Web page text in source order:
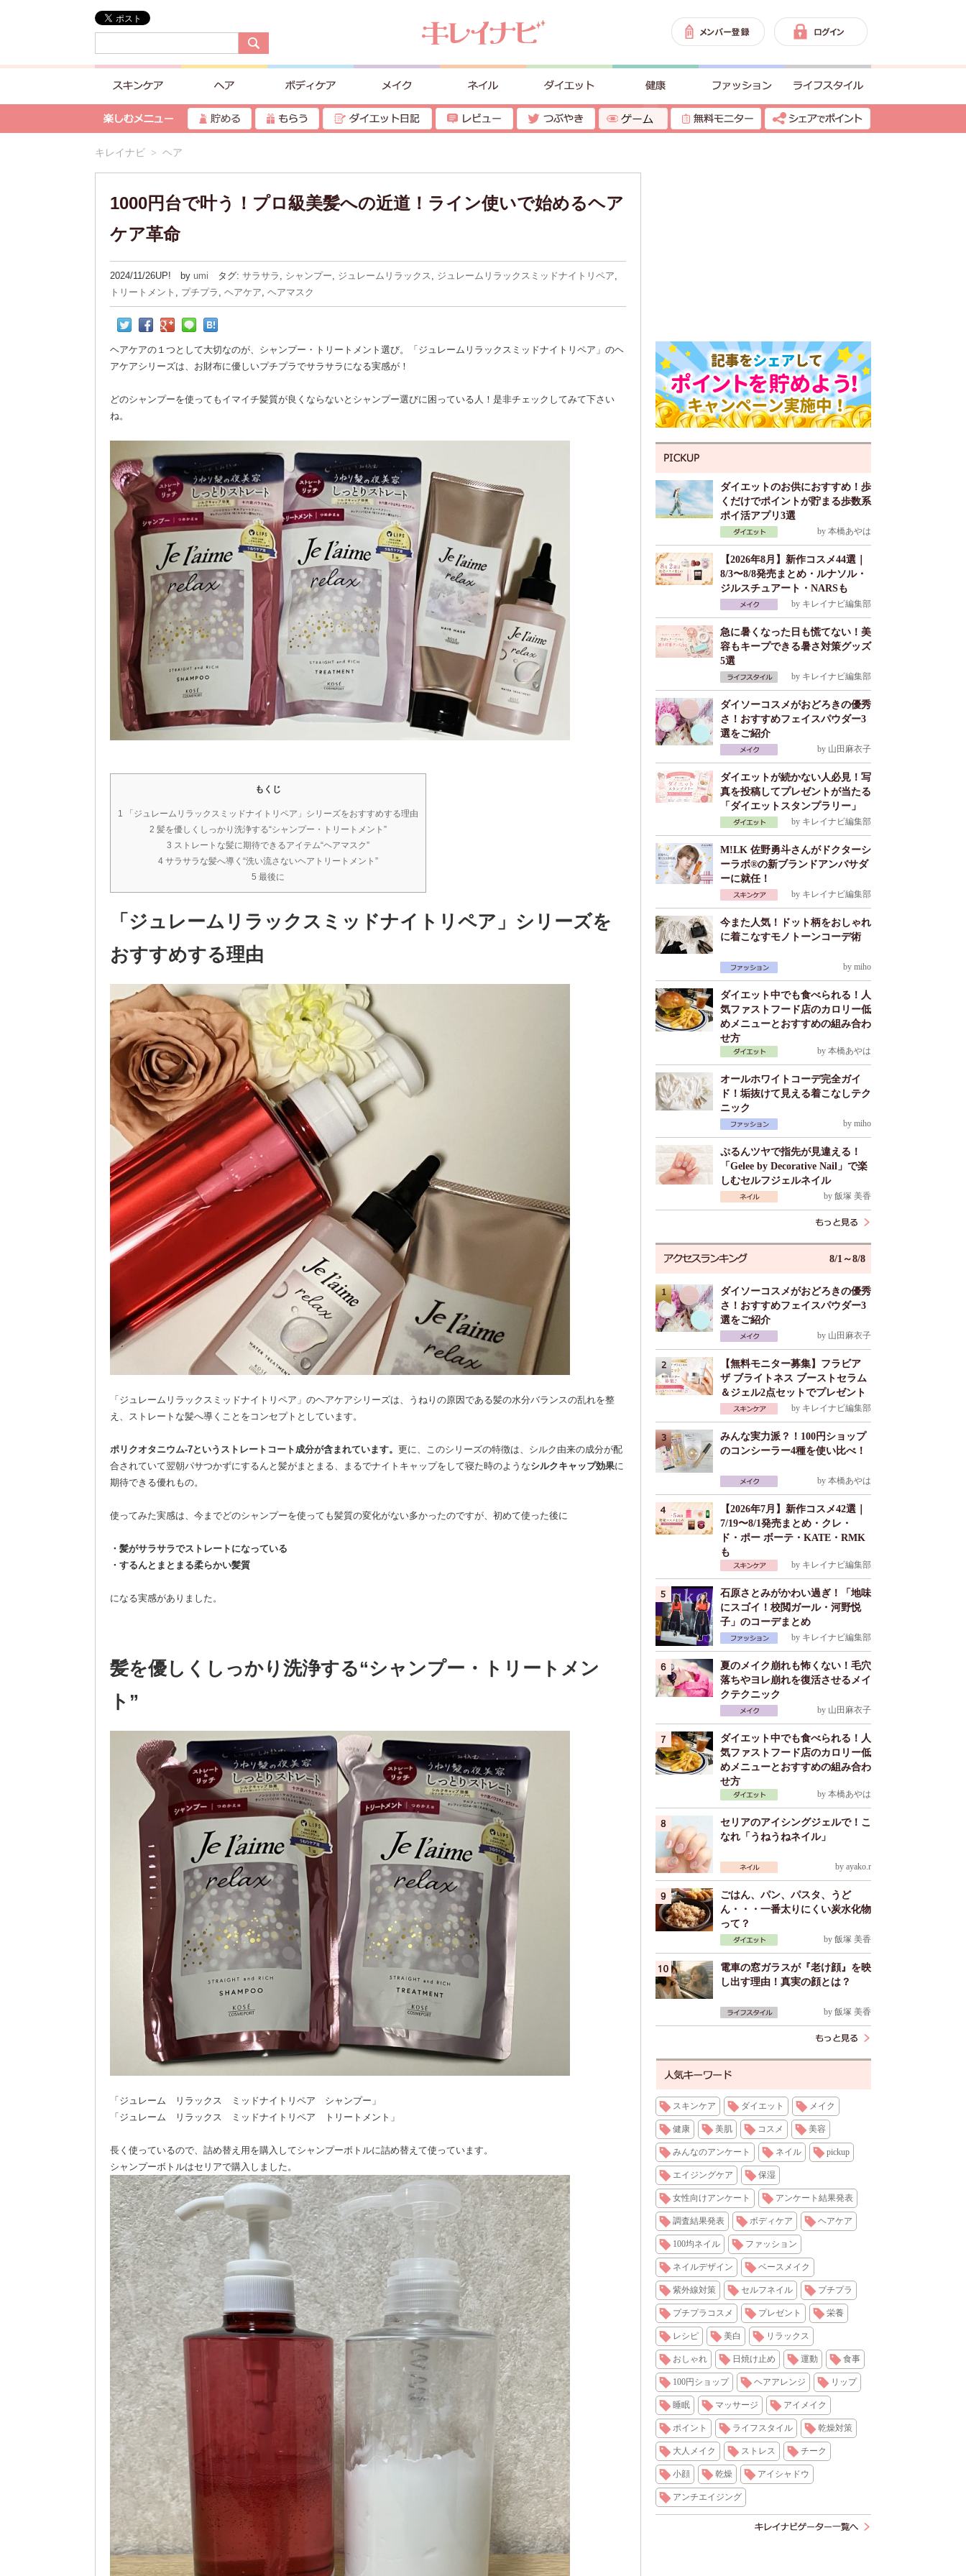
キレイナビ > ヘア
1000円台で叶う！プロ級美髪への近道！ライン使いで始めるヘア
ケア革命
2024/11/26UP! by umi タグ: サラサラ , シャンプー, ジュレームリラックス , ジュレームリラックスミッドナイトリペア,
トリートメント , プチプラ , ヘアケア, ヘアマスク
ヘアケアの１つとして大切なのが、シャンプー・トリートメント選び。「ジュレームリラックスミッドナイトリペア」のヘ
アケアシリーズは、お財布に優しいプチプラでサラサラになる実感が！
どのシャンプーを使ってもイマイチ髪質が良くならないとシャンプー選びに困っている人！是非チェックしてみて下さい
ね。
もくじ
1 「ジュレームリラックスミッドナイトリペア」シリーズをおすすめする理由
2 髪を優しくしっかり洗浄する“シャンプー・トリートメント”
3 ストレートな髪に期待できるアイテム“ヘアマスク”
4 サラサラな髪へ導く“洗い流さないヘアトリートメント”
5 最後に
「ジュレームリラックスミッドナイトリペア」シリーズを
おすすめする理由
「ジュレームリラックスミッドナイトリペア」のヘアケアシリーズは、うねりの原因である髪の水分バランスの乱れを整
え、ストレートな髪へ導くことをコンセプトとしています。
ポリクオタニウム-7というストレートコート成分が含まれています。 更に、このシリーズの特徴は、シルク由来の成分が配
合されていて翌朝パサつかずにするんと髪がまとまる、まるでナイトキャップをして寝た時のようなシルクキャップ効果に
期待できる優れもの。
使ってみた実感は、今までどのシャンプーを使っても髪質の変化がない多かったのですが、初めて使った後に
・髪がサラサラでストレートになっている
・するんとまとまる柔らかい髪質
になる実感がありました。
髪を優しくしっかり洗浄する“シャンプー・トリートメン
ト”
「ジュレーム リラックス ミッドナイトリペア シャンプー」
「ジュレーム リラックス ミッドナイトリペア トリートメント」
長く使っているので、詰め替え用を購入してシャンプーボトルに詰め替えて使っています。
シャンプーボトルはセリアで購入しました。
ダイエットのお供におすすめ！歩
くだけでポイントが貯まる歩数系
ポイ活アプリ3選
by 本橋あやは
【2026年8月】新作コスメ44選｜
8/3〜8/8発売まとめ・ルナソル・
ジルスチュアート・NARSも
by キレイナビ編集部
急に暑くなった日も慌てない！美
容もキープできる暑さ対策グッズ
5選
by キレイナビ編集部
ダイソーコスメがおどろきの優秀
さ！おすすめフェイスパウダー3
選をご紹介
by 山田麻衣子
ダイエットが続かない人必見！写
真を投稿してプレゼントが当たる
「ダイエットスタンプラリー」
by キレイナビ編集部
M!LK 佐野勇斗さんがドクターシ
ーラボ®の新ブランドアンバサダ
ーに就任！
by キレイナビ編集部
今また人気！ドット柄をおしゃれ
に着こなすモノトーンコーデ術
by miho
ダイエット中でも食べられる！人
気ファストフード店のカロリー低
めメニューとおすすめの組み合わ
せ方
by 本橋あやは
オールホワイトコーデ完全ガイ
ド！垢抜けて見える着こなしテク
ニック
by miho
ぷるんツヤで指先が見違える！
「Gelee by Decorative Nail」で楽
しむセルフジェルネイル
by 飯塚 美香
8/1～8/8
ダイソーコスメがおどろきの優秀
さ！おすすめフェイスパウダー3
選をご紹介
by 山田麻衣子
【無料モニター募集】フラビア
ザ ブライトネス ブーストセラム
＆ジェル2点セットでプレゼント
by キレイナビ編集部
みんな実力派？！100円ショップ
のコンシーラー4種を使い比べ！
by 本橋あやは
【2026年7月】新作コスメ42選｜
7/19〜8/1発売まとめ・クレ・
ド・ポー ボーテ・KATE・RMK
も
by キレイナビ編集部
石原さとみがかわい過ぎ！「地味
にスゴイ！校閲ガール・河野悦
子」のコーデまとめ
by キレイナビ編集部
夏のメイク崩れも怖くない！毛穴
落ちやヨレ崩れを復活させるメイ
クテクニック
by 山田麻衣子
ダイエット中でも食べられる！人
気ファストフード店のカロリー低
めメニューとおすすめの組み合わ
せ方
by 本橋あやは
セリアのアイシングジェルで！こ
なれ「うねうねネイル」
by ayako.r
ごはん、パン、パスタ、うど
ん・・・一番太りにくい炭水化物
って？
by 飯塚 美香
電車の窓ガラスが『老け顔』を映
し出す理由！真実の顔とは？
by 飯塚 美香
スキンケア ダイエット メイク
健康 美肌 コスメ 美容
みんなのアンケート ネイル pickup
エイジングケア 保湿
女性向けアンケート アンケート結果発表
調査結果発表 ボディケア ヘアケア
100均ネイル ファッション
ネイルデザイン ベースメイク
紫外線対策 セルフネイル プチプラ
プチプラコスメ プレゼント 栄養
レシピ 美白 リラックス
おしゃれ 日焼け止め 運動 食事
100円ショップ ヘアアレンジ リップ
睡眠 マッサージ アイメイク
ポイント ライフスタイル 乾燥対策
大人メイク ストレス チーク
小顔 乾燥 アイシャドウ
アンチエイジング